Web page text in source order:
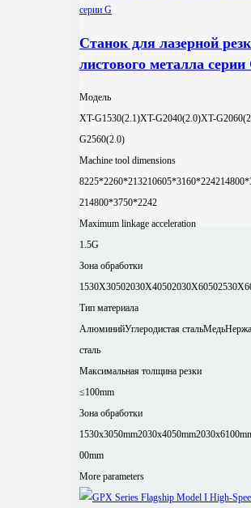
Станок для лазерной
листового металла серии
Модель
XT-G1530(2.1)XT-G2040(2.0)XT-
G2560(2.0)
Machine tool dimensions
8225*2260*213210605*3160*2242
214800*3750*2242
Maximum linkage acceleration
1.5G
Зона обработки
1530X30502030X40502030X6050
Тип материала
АлюминийУглеродистая стальМедь
сталь
Максимальная толщина резки
≤100mm
Зона обработки
1530x3050mm2030x4050mm
00mm
More parameters